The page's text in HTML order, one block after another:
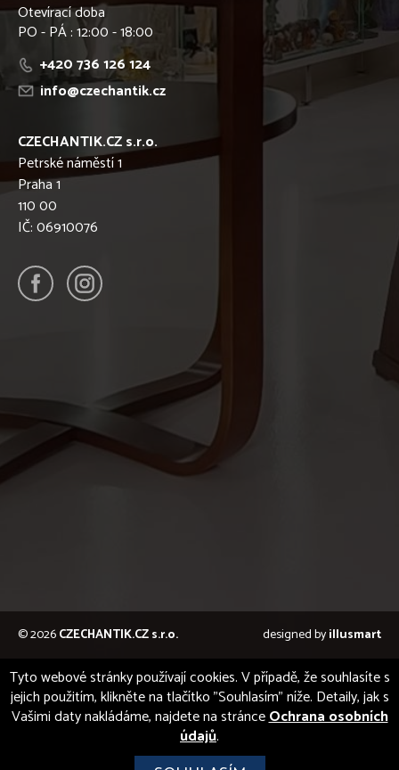
Otevírací doba
PO - PÁ : 12:00 - 18:00
+420 736 126 124
info@czechantik.cz
CZECHANTIK.CZ s.r.o.
Petrské náměstí 1
Praha 1
110 00
IČ: 06910076
© 2026CZECHANTIK.CZ s.r.o. designed byillusmart
Tyto webové stránky používají cookies. V případě, že souhlasíte s
jejich použitím, klikněte na tlačítko "Souhlasím" níže. Detaily, jak s
Vašimi daty nakládáme, najdete na stránceOchrana osobních
údajů.